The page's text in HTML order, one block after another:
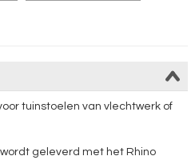
tuinstoelen van vlechtwerk of
geleverd met het Rhino